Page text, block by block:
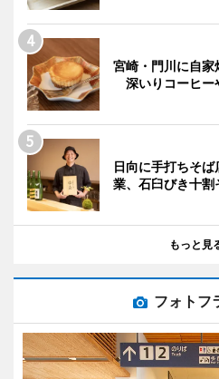
宮崎・門川に自家
深いりコーヒー
日向に手打ちそ
業、石臼びき十割
もっと見
フォトフ